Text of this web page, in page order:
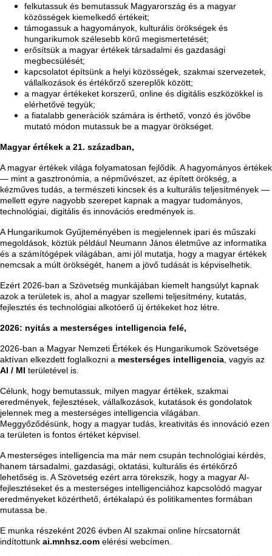
felkutassuk és bemutassuk Magyarország és a magyar
közösségek kiemelkedő értékeit;
támogassuk a hagyományok, kulturális örökségek és
hungarikumok szélesebb körű megismertetését;
erősítsük a magyar értékek társadalmi és gazdasági
megbecsülését;
kapcsolatot építsünk a helyi közösségek, szakmai szervezetek,
vállalkozások és értékőrző szereplők között;
a magyar értékeket korszerű, online és digitális eszközökkel is
elérhetővé tegyük;
a fiatalabb generációk számára is érthető, vonzó és jövőbe
mutató módon mutassuk be a magyar örökséget.
Magyar értékek a 21. században,
A magyar értékek világa folyamatosan fejlődik. A hagyományos értékek
— mint a gasztronómia, a népművészet, az épített örökség, a
kézműves tudás, a természeti kincsek és a kulturális teljesítmények —
mellett egyre nagyobb szerepet kapnak a magyar tudományos,
technológiai, digitális és innovációs eredmények is.
A Hungarikumok Gyűjteményében is megjelennek ipari és műszaki
megoldások, köztük például Neumann János életműve az informatika
és a számítógépek világában, ami jól mutatja, hogy a magyar értékek
nemcsak a múlt örökségét, hanem a jövő tudását is képviselhetik.
Ezért 2026-ban a Szövetség munkájában kiemelt hangsúlyt kapnak
azok a területek is, ahol a magyar szellemi teljesítmény, kutatás,
fejlesztés és technológiai alkotóerő új értékeket hoz létre.
2026: nyitás a mesterséges intelligencia felé,
2026-ban a Magyar Nemzeti Értékek és Hungarikumok Szövetsége
aktívan elkezdett foglalkozni a mesterséges intelligencia , vagyis az
AI / MI területével is.
Célunk, hogy bemutassuk, milyen magyar értékek, szakmai
eredmények, fejlesztések, vállalkozások, kutatások és gondolatok
jelennek meg a mesterséges intelligencia világában.
Meggyőződésünk, hogy a magyar tudás, kreativitás és innováció ezen
a területen is fontos értéket képvisel.
A mesterséges intelligencia ma már nem csupán technológiai kérdés,
hanem társadalmi, gazdasági, oktatási, kulturális és értékőrző
lehetőség is. A Szövetség ezért arra törekszik, hogy a magyar AI-
fejlesztéseket és a mesterséges intelligenciához kapcsolódó magyar
eredményeket közérthető, értékalapú és politikamentes formában
mutassa be.
E munka részeként 2026 évben AI szakmai online hírcsatornát
indítottunk ai.mnhsz.com elérési webcímen.